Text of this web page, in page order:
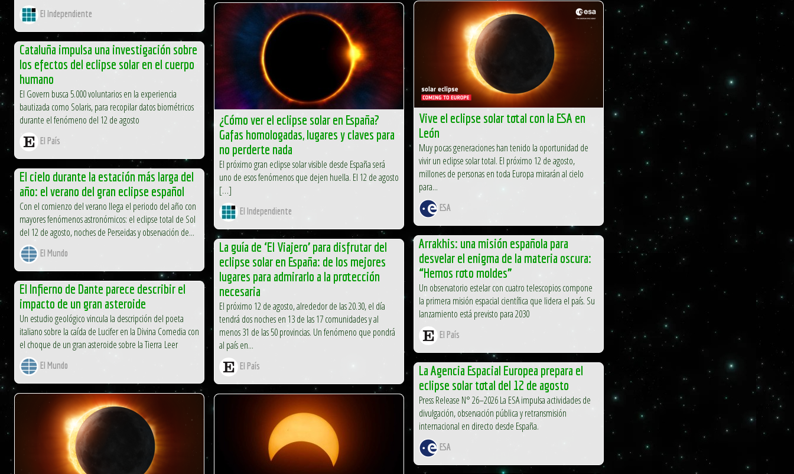
El Independiente
Vive el eclipse solar total con la ESA en
León
Muy pocas generaciones han tenido la oportunidad de
vivir un eclipse solar total. El próximo 12 de agosto,
millones de personas en toda Europa mirarán al cielo
para...
ESA
¿Cómo ver el eclipse solar en España?
Gafas homologadas, lugares y claves para
no perderte nada
El próximo gran eclipse solar visible desde España será
uno de esos fenómenos que dejen huella. El 12 de agosto
[…]
El Independiente
Cataluña impulsa una investigación sobre
los efectos del eclipse solar en el cuerpo
humano
El Govern busca 5.000 voluntarios en la experiencia
bautizada como Solaris, para recopilar datos biométricos
durante el fenómeno del 12 de agosto
El País
El cielo durante la estación más larga del
año: el verano del gran eclipse español
Con el comienzo del verano llega el periodo del año con
mayores fenómenos astronómicos: el eclipse total de Sol
del 12 de agosto, noches de Perseidas y observación de...
El Mundo
Arrakhis: una misión española para
desvelar el enigma de la materia oscura:
“Hemos roto moldes”
Un observatorio estelar con cuatro telescopios compone
la primera misión espacial científica que lidera el país. Su
lanzamiento está previsto para 2030
El País
La guía de ‘El Viajero’ para disfrutar del
eclipse solar en España: de los mejores
lugares para admirarlo a la protección
necesaria
El próximo 12 de agosto, alrededor de las 20.30, el día
tendrá dos noches en 13 de las 17 comunidades y al
menos 31 de las 50 provincias. Un fenómeno que pondrá
al país en...
El País
El Infierno de Dante parece describir el
impacto de un gran asteroide
Un estudio geológico vincula la descripción del poeta
italiano sobre la caída de Lucifer en la Divina Comedia con
el choque de un gran asteroide sobre la Tierra Leer
El Mundo
La Agencia Espacial Europea prepara el
eclipse solar total del 12 de agosto
Press Release N° 26–2026 La ESA impulsa actividades de
divulgación, observación pública y retransmisión
internacional en directo desde España.
ESA